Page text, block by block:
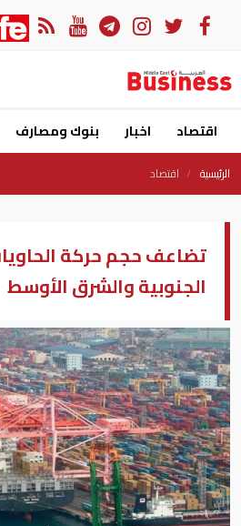
اقتصاد اخبار بنوك ومصارف
الرئيسية اقتصاد
تضاعف حجم حركة
الجنوبية والشرق الأوسط